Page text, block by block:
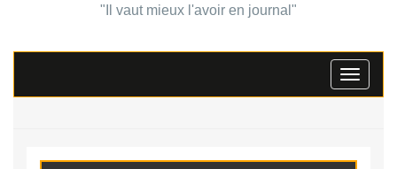
"Il vaut mieux l'avoir en journal"
Toggle